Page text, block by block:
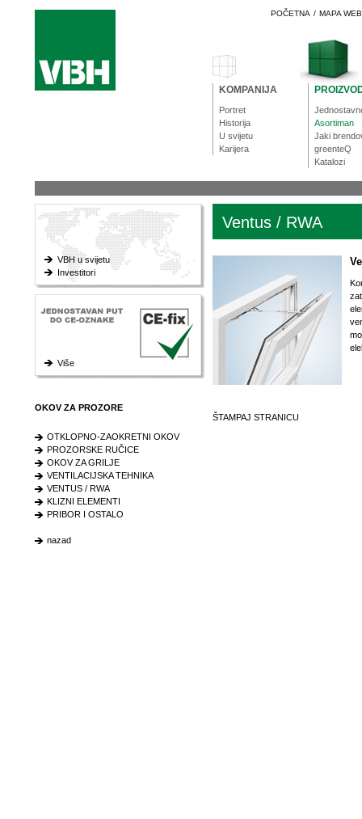
POČETNA / MAPA
KOMPANIJA
Portret
Historija
U svijetu
Karijera
Asortiman
Jaki
greenteQ
Katalozi
VBH u svijetu
Investitori
Više
OKOV ZA PROZORE
OTKLOPNO-ZAOKRETNI OKOV
PROZORSKE RUČICE
OKOV ZA GRILJE
VENTILACIJSKA TEHNIKA
VENTUS / RWA
KLIZNI ELEMENTI
PRIBOR I OSTALO
nazad
Ventus / RWA
ŠTAMPAJ STRANICU